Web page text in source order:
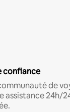
confiance
de
assistance 24h/